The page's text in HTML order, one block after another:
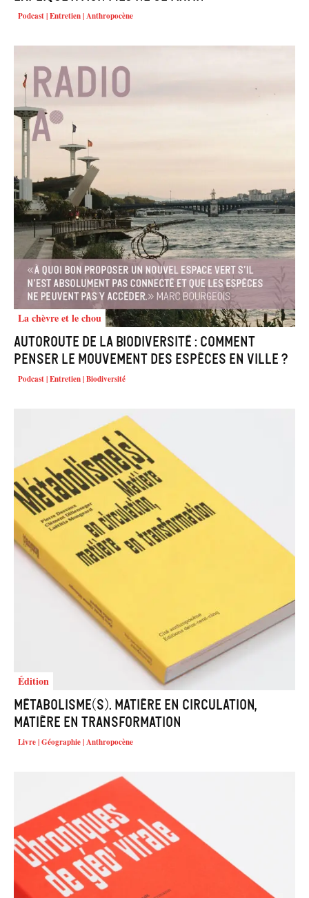
Podcast | Entretien | Anthropocène
La chèvre et le chou
Autoroute de la biodiversité : comment
penser le mouvement des espèces en ville ?
Podcast | Entretien | Biodiversité
Édition
Métabolisme(s). Matière en circulation,
matière en transformation
Livre | Géographie | Anthropocène